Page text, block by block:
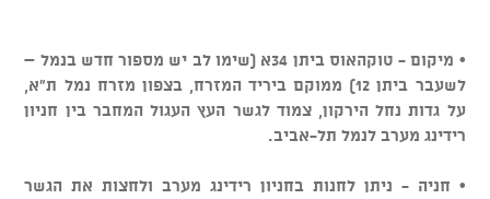
• מיקום - טוקהאוס ביתן 34א (שימו לב יש מספור חדש בנמל –
לשעבר ביתן 12) ממוקם ביריד המזרח, בצפון מזרח נמל ת"א,
על גדות נחל הירקון, צמוד לגשר העץ העגול המחבר בין חניון
רידינג מערב לנמל תל-אביב.
• חניה - ניתן לחנות בחניון רידינג מערב ולחצות את הגשר